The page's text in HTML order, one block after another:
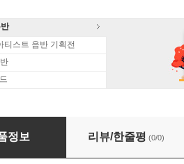
티스트 음반 기획전
- 일본 5집 Dive [통상반]
정보 리뷰/한줄평 (0/0)